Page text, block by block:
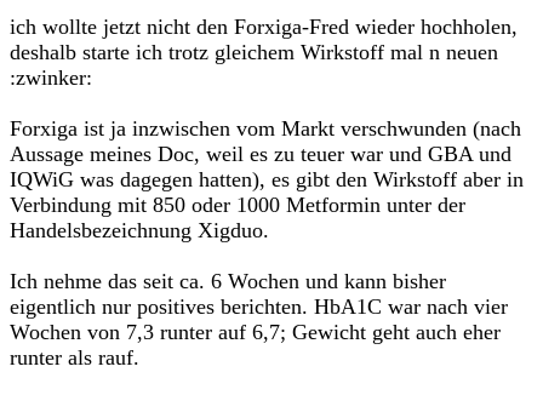
ich wollte jetzt nicht den Forxiga-Fred wieder hochholen,
deshalb starte ich trotz gleichem Wirkstoff mal n neuen
:zwinker:
Forxiga ist ja inzwischen vom Markt verschwunden (nach
Aussage meines Doc, weil es zu teuer war und GBA und
IQWiG was dagegen hatten), es gibt den Wirkstoff aber in
Verbindung mit 850 oder 1000 Metformin unter der
Handelsbezeichnung Xigduo.
Ich nehme das seit ca. 6 Wochen und kann bisher
eigentlich nur positives berichten. HbA1C war nach vier
Wochen von 7,3 runter auf 6,7; Gewicht geht auch eher
runter als rauf.